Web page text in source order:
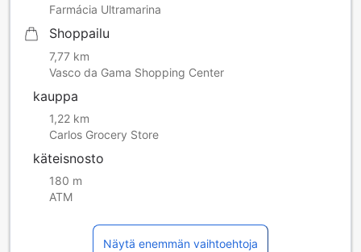
Farmácia Ultramarina
Shoppailu
7,77 km
Vasco da Gama Shopping Center
kauppa
1,22 km
Carlos Grocery Store
käteisnosto
180 m
ATM
Näytä enemmän vaihtoehtoja